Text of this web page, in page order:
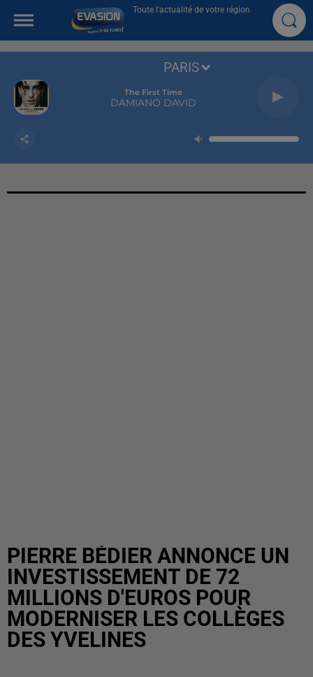
Toute l'actualité de votre région
The First Time
DAMIANO DAVID
PARIS
PIERRE BÉDIER ANNONCE UN
INVESTISSEMENT DE 72
MILLIONS D'EUROS POUR
MODERNISER LES COLLÈGES
DES YVELINES